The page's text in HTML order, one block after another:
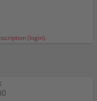
(login).